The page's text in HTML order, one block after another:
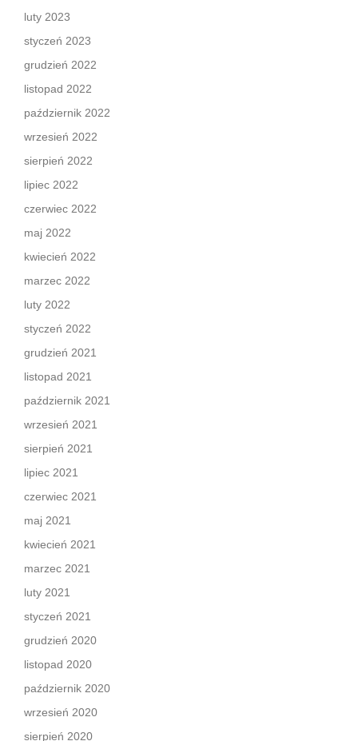
luty 2023
styczeń 2023
grudzień 2022
listopad 2022
październik 2022
wrzesień 2022
sierpień 2022
lipiec 2022
czerwiec 2022
maj 2022
kwiecień 2022
marzec 2022
luty 2022
styczeń 2022
grudzień 2021
listopad 2021
październik 2021
wrzesień 2021
sierpień 2021
lipiec 2021
czerwiec 2021
maj 2021
kwiecień 2021
marzec 2021
luty 2021
styczeń 2021
grudzień 2020
listopad 2020
październik 2020
wrzesień 2020
sierpień 2020